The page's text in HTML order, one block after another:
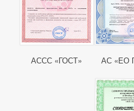
АССС «ГОСТ» АС «ЕО